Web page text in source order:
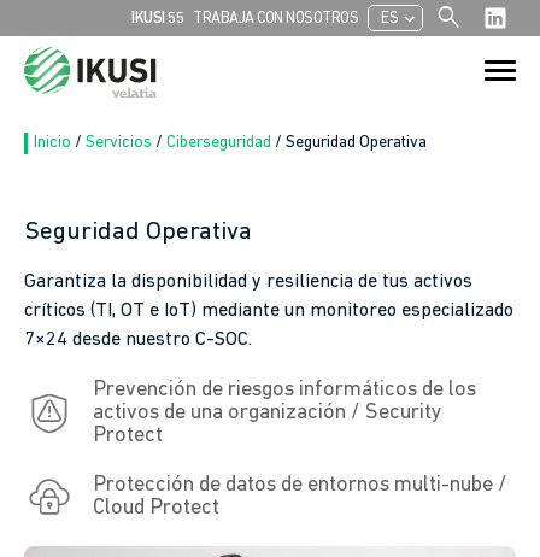
IKUSI 55 TRABAJA CON NOSOTROS ESchevron_left search
Buscar:
Botón de
Inicio / Servicios / Ciberseguridad / Seguridad Operativa
Seguridad Operativa
Garantiza la disponibilidad y resiliencia de tus activos
críticos (TI, OT e IoT) mediante un monitoreo especializado
7×24 desde nuestro C-SOC.
Prevención de riesgos informáticos de los
activos de una organización / Security
Protect
Protección de datos de entornos multi-nube /
Cloud Protect